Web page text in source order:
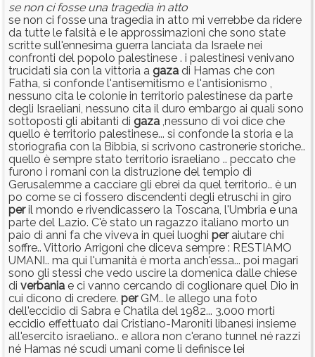
se non ci fosse una tragedia in atto
se non ci fosse una tragedia in atto mi verrebbe da ridere
da tutte le falsità e le approssimazioni che sono state
scritte sull'ennesima guerra lanciata da Israele nei
confronti del popolo palestinese . i palestinesi venivano
trucidati sia con la vittoria a gaza di Hamas che con
Fatha, si confonde l'antisemitismo e l'antisionismo ,
nessuno cita le colonie in territorio palestinese da parte
degli Israeliani, nessuno cita il duro embargo ai quali sono
sottoposti gli abitanti di gaza ,nessuno di voi dice che
quello è territorio palestinese... si confonde la storia e la
storiografia con la Bibbia, si scrivono castronerie storiche..
quello è sempre stato territorio israeliano .. peccato che
furono i romani con la distruzione del tempio di
Gerusalemme a cacciare gli ebrei da quel territorio.. è un
po come se ci fossero discendenti degli etruschi in giro
peril mondo e rivendicassero la Toscana, l'Umbria e una
parte del Lazio. C'è stato un ragazzo italiano morto un
paio di anni fa che viveva in quei luoghi peraiutare chi
soffre.. Vittorio Arrigoni che diceva sempre : RESTIAMO
UMANI.. ma qui l'umanità è morta anch'essa... poi magari
sono gli stessi che vedo uscire la domenica dalle chiese
di verbania e ci vanno cercando di coglionare quel Dio in
cui dicono di credere. perGM.. le allego una foto
dell'eccidio di Sabra e Chatila del 1982... 3.000 morti
eccidio effettuato dai Cristiano-Maroniti libanesi insieme
all'esercito israeliano.. e allora non c'erano tunnel né razzi
né Hamas né scudi umani come li definisce lei